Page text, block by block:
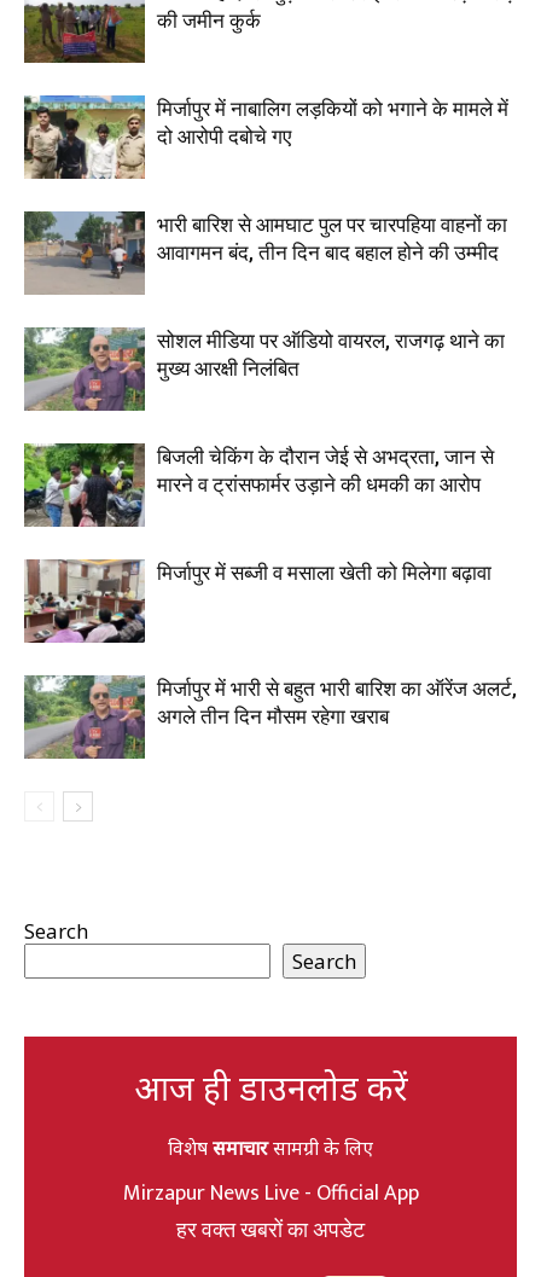
की जमीन कुर्क
मिर्जापुर में नाबालिग लड़कियों को भगाने के मामले में
दो आरोपी दबोचे गए
भारी बारिश से आमघाट पुल पर चारपहिया वाहनों का
आवागमन बंद, तीन दिन बाद बहाल होने की उम्मीद
सोशल मीडिया पर ऑडियो वायरल, राजगढ़ थाने का
मुख्य आरक्षी निलंबित
बिजली चेकिंग के दौरान जेई से अभद्रता, जान से
मारने व ट्रांसफार्मर उड़ाने की धमकी का आरोप
मिर्जापुर में सब्जी व मसाला खेती को मिलेगा बढ़ावा
मिर्जापुर में भारी से बहुत भारी बारिश का ऑरेंज अलर्ट,
अगले तीन दिन मौसम रहेगा खराब
Search
Search
आज ही डाउनलोड करें
विशेषसमाचारसामग्री के लिए
Mirzapur News Live - Official App
हर वक्त खबरों का अपडेट